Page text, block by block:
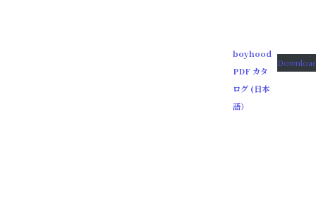
boyhood
PDF カタ
ログ (日本
語）